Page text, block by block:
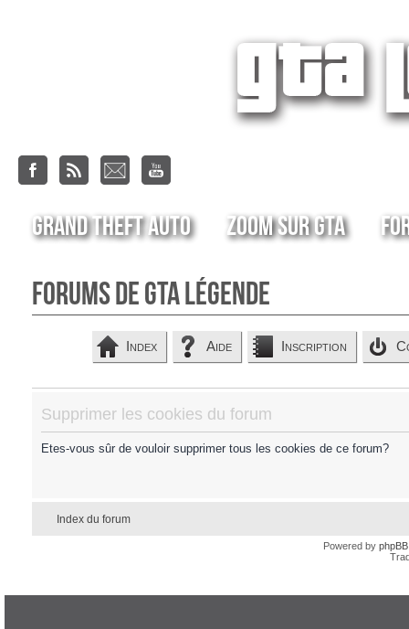
Grand Theft Auto Zoom sur GTA
Forums de GTA Légende
Index Aide Inscription
Supprimer les cookies du forum
Etes-vous sûr de vouloir supprimer tous les cookies de ce forum?
Index du forum
Powered by phpBB